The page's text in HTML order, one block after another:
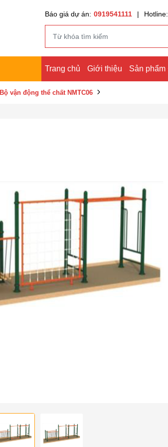
Báo giá dự án: 0919541111 | Hotline:
Trang chủ Giới thiệu Sản phẩm
Bộ vận động thể chất NMTC06